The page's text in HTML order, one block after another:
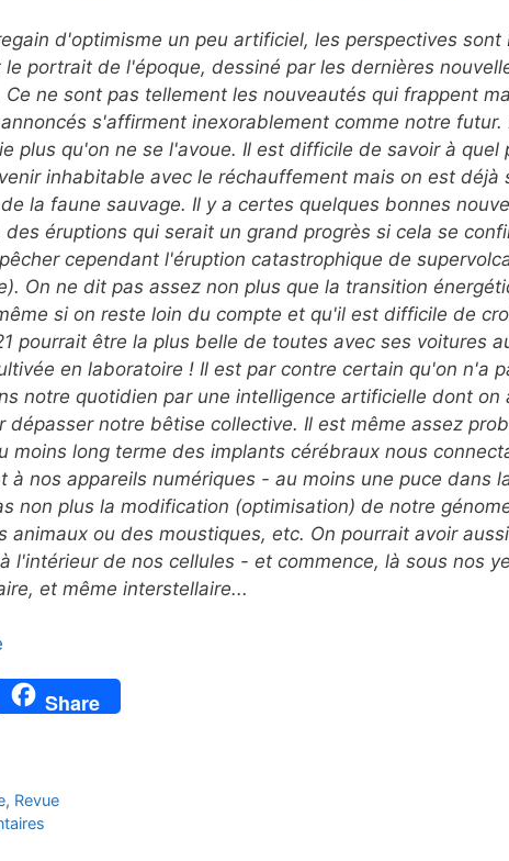
d'optimisme un peu artificiel, les perspectives sont
portrait de l'époque, dessiné par les dernières
ne sont pas tellement les nouveautés qui frappent
s'affirment inexorablement comme notre futur.
plus qu'on ne se l'avoue. Il est difficile de savoir à quel
inhabitable avec le réchauffement mais on est déjà
la faune sauvage. Il y a certes quelques bonnes
des éruptions qui serait un grand progrès si cela se
cependant l'éruption catastrophique de
On ne dit pas assez non plus que la transition
si on reste loin du compte et qu'il est difficile de
pourrait être la plus belle de toutes avec ses voitures
en laboratoire ! Il est par contre certain qu'on n'a
notre quotidien par une intelligence artificielle dont on
dépasser notre bêtise collective. Il est même assez
moins long terme des implants cérébraux nous
à nos appareils numériques - au moins une puce dans
non plus la modification (optimisation) de notre
animaux ou des moustiques, etc. On pourrait avoir
l'intérieur de nos cellules - et commence, là sous nos
et même interstellaire...
Share
, Revue